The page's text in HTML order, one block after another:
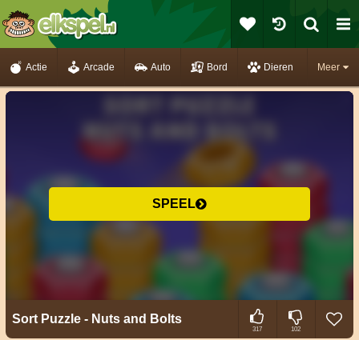
Meer
Actie Arcade Auto Bord Dieren
SPEEL
Sort Puzzle - Nuts and Bolts
317 102